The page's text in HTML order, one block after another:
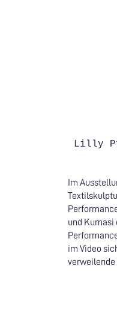
Lilly
Im
und Kumasi
im Video